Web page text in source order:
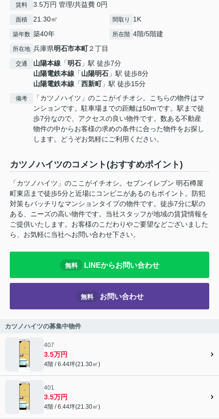
賃料 3.5万円 管理/共益費 0円
面積 21.30㎡ 間取り 1K
築年数 築40年 所在階 4階/5階建
所在地 兵庫県明石市本町２丁目
交通 山陽本線 「明石 」駅 徒歩7分
山陽電鉄本線 「山陽明石 」駅 徒歩8分
山陽電鉄本線 「西新町」駅 徒歩15分
備考
「カツノハイツ」のここがイチオシ。こちらの物件はマ
ンションです。駐車場までの距離は50mです。駅まで徒
歩7分なので、アクセスの良い物件です。数ある不動産
物件の中からお客様の求めの条件に合った物件をお探し
します。どうぞお気軽にご利用ください。
カツノハイツのコメント(おすすめポイント)
「カツノハイツ」のここがイチオシ。セブンイレブン 明石樽屋
町東店まで徒歩5分と近場にコンビニがあるのもポイント。防犯
対策もバッチリなマンションタイプの物件です。徒歩7分に駅の
ある、ニーズの高い物件です。当社スタッフが地域の賃貸情報を
ご提供いたします。お客様のこだわりやご要望などございました
ら、お気軽に当社へお問い合わせ下さい。
無料 LINEからお問い合わせ
無料 お問い合わせ
カツノハイツの募集中物件
407
3.5万円
4階 / 6.44坪(21.30㎡)
401
3.5万円
4階 / 6.44坪(21.30㎡)